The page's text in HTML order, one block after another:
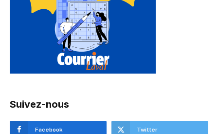
Suivez-nous
Facebook Twitter